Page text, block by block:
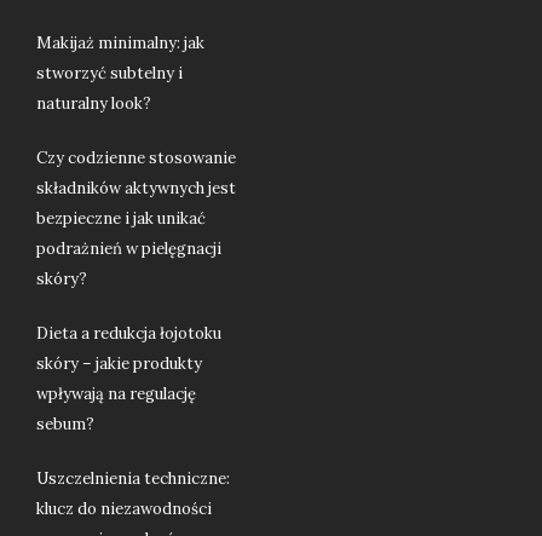
Makijaż minimalny: jak
stworzyć subtelny i
naturalny look?
Czy codzienne stosowanie
składników aktywnych jest
bezpieczne i jak unikać
podrażnień w pielęgnacji
skóry?
Dieta a redukcja łojotoku
skóry – jakie produkty
wpływają na regulację
sebum?
Uszczelnienia techniczne:
klucz do niezawodności